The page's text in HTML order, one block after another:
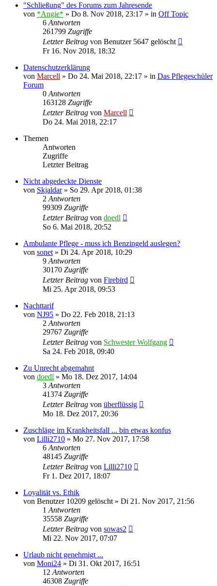
"Schließung" des Forums zum Jahresende
von *Angie* » Do 8. Nov 2018, 23:17 » in Off Topic
6 Antworten
261799 Zugriffe
Letzter Beitrag von Benutzer 5647 gelöscht
Fr 16. Nov 2018, 18:32
Datenschutzerklärung
von Marcell » Do 24. Mai 2018, 22:17 » in Das Pflegeschüler
Forum
0 Antworten
163128 Zugriffe
Letzter Beitrag von Marcell
Do 24. Mai 2018, 22:17
Themen
Antworten
Zugriffe
Letzter Beitrag
Nicht abgedeckte Dienste
von Skjaldar» So 29. Apr 2018, 01:38
2 Antworten
99309 Zugriffe
Letzter Beitrag von doedl
So 6. Mai 2018, 20:52
Ambulante Pflege - muss ich Benzingeld auslegen?
von sonet » Di 24. Apr 2018, 10:29
9 Antworten
30170 Zugriffe
Letzter Beitrag von Firebird
Mi 25. Apr 2018, 09:53
Nachttarif
von NJ95 » Do 22. Feb 2018, 21:13
2 Antworten
29767 Zugriffe
Letzter Beitrag von Schwester Wolfgang
Sa 24. Feb 2018, 09:40
Zu Unrecht abgemahnt
von doedl » Mo 18. Dez 2017, 14:04
3 Antworten
41374 Zugriffe
Letzter Beitrag von überflüssig
Mo 18. Dez 2017, 20:36
Zuschläge im Krankheitsfall ... bin etwas konfus
von Lilli2710 » Mo 27. Nov 2017, 17:58
6 Antworten
48145 Zugriffe
Letzter Beitrag von Lilli2710
Fr 1. Dez 2017, 18:07
Loyalität vs. Ethik
von Benutzer 10209 gelöscht » Di 21. Nov 2017, 21:56
1 Antworten
35558 Zugriffe
Letzter Beitrag von sowas2
Mi 22. Nov 2017, 07:07
Urlaub nicht genehmigt ...
von Moni24 » Di 31. Okt 2017, 16:51
12 Antworten
46308 Zugriffe